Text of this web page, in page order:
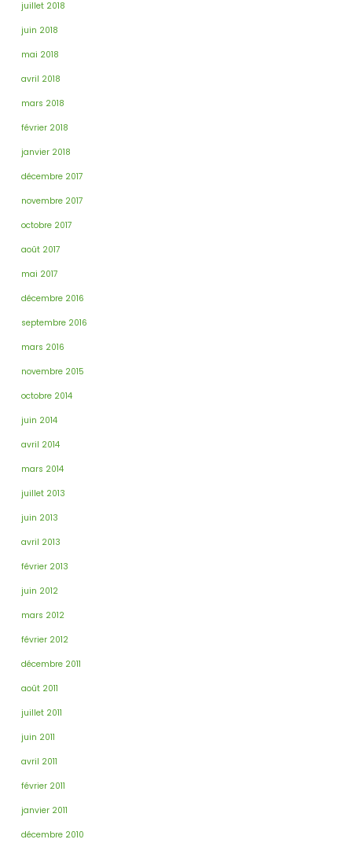
juillet 2018
juin 2018
mai 2018
avril 2018
mars 2018
février 2018
janvier 2018
décembre 2017
novembre 2017
octobre 2017
août 2017
mai 2017
décembre 2016
septembre 2016
mars 2016
novembre 2015
octobre 2014
juin 2014
avril 2014
mars 2014
juillet 2013
juin 2013
avril 2013
février 2013
juin 2012
mars 2012
février 2012
décembre 2011
août 2011
juillet 2011
juin 2011
avril 2011
février 2011
janvier 2011
décembre 2010